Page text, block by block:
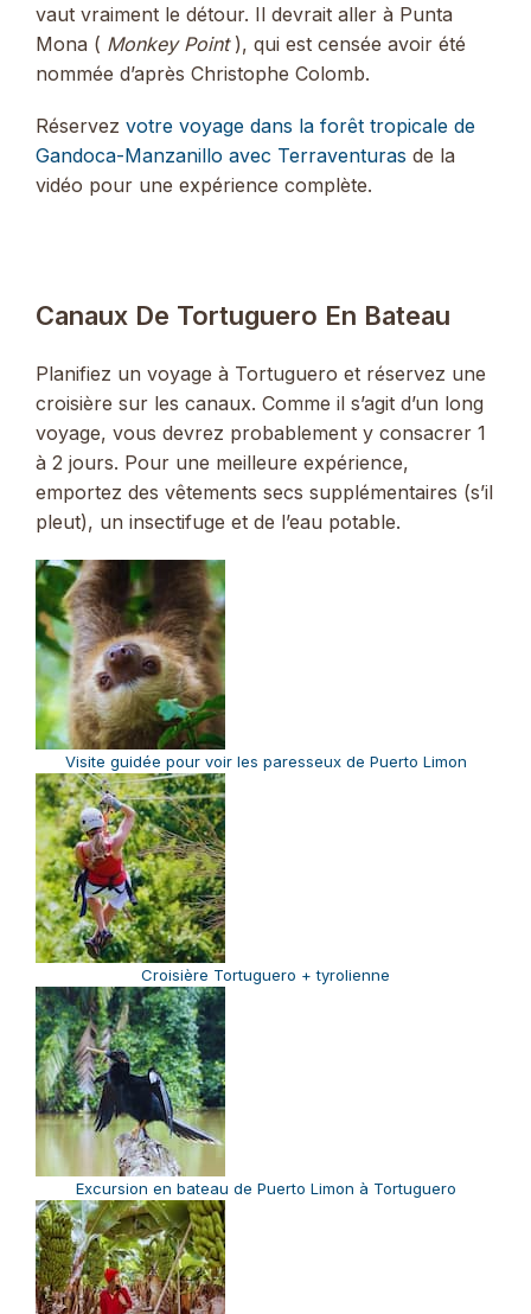
vaut vraiment le détour. Il devrait aller à Punta
Mona ( Monkey Point), qui est censée avoir été
nommée d’après Christophe Colomb.
Réservez votre voyage dans la forêt tropicale de
Gandoca-Manzanillo avec Terraventuras de la
vidéo pour une expérience complète.
Canaux De Tortuguero En Bateau
Planifiez un voyage à Tortuguero et réservez une
croisière sur les canaux. Comme il s’agit d’un long
voyage, vous devrez probablement y consacrer 1
à 2 jours. Pour une meilleure expérience,
emportez des vêtements secs supplémentaires (s’il
pleut), un insectifuge et de l’eau potable.
Visite guidée pour voir les paresseux de Puerto Limon
Croisière Tortuguero + tyrolienne
Excursion en bateau de Puerto Limon à Tortuguero